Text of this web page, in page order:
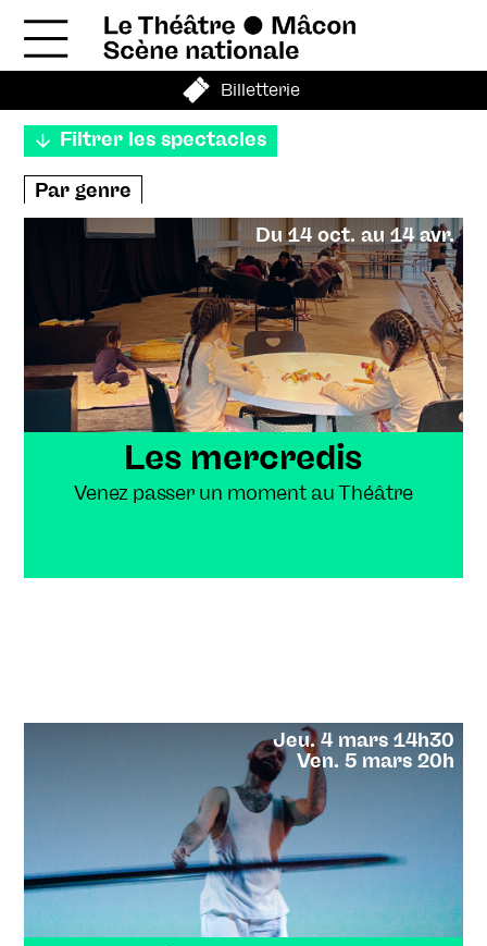
Billetterie
Filtrer les spectacles
Par genre
Théâtre Danse Cirque
Musique
Enfance et jeunesse Hors les murs
En journée
Par mois
Septembre Novembre
Décembre Janvier Février Mars
Nos rendez-vous
Changeons de saison ! #9
Changeons de saison ! #10
Du 14 oct. au 14 avr.
Les mercredis
Venez passer un moment au Théâtre
Jeu. 4 mars 14h30
Ven. 5 mars 20h